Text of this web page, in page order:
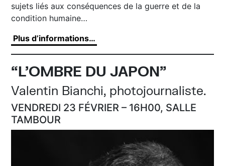
sujets liés aux conséquences de la guerre et de la
condition humaine…
Plus d’informations…
“L’OMBRE DU JAPON”
Valentin Bianchi, photojournaliste.
VENDREDI 23 FÉVRIER – 16H00, SALLE
TAMBOUR